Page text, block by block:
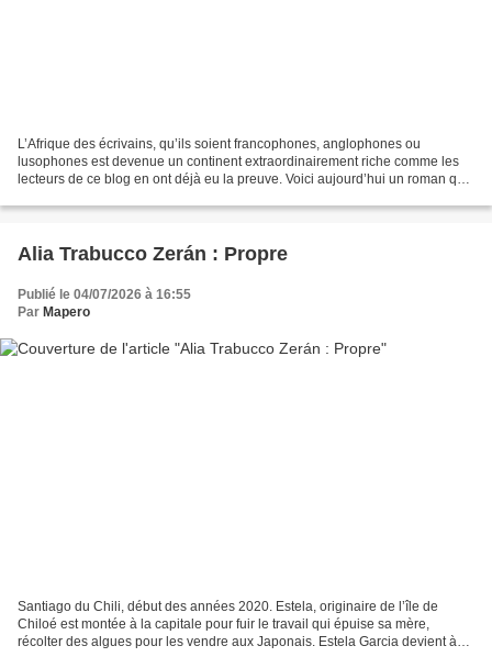
L’Afrique des écrivains, qu’ils soient francophones, anglophones ou
lusophones est devenue un continent extraordinairement riche comme les
lecteurs de ce blog en ont déjà eu la preuve. Voici aujourd’hui un roman qui
Alia Trabucco Zerán : Propre
Publié le 04/07/2026 à 16:55
Par Mapero
Santiago du Chili, début des années 2020. Estela, originaire de l’île de
Chiloé est montée à la capitale pour fuir le travail qui épuise sa mère,
récolter des algues pour les vendre aux Japonais. Estela Garcia devient à